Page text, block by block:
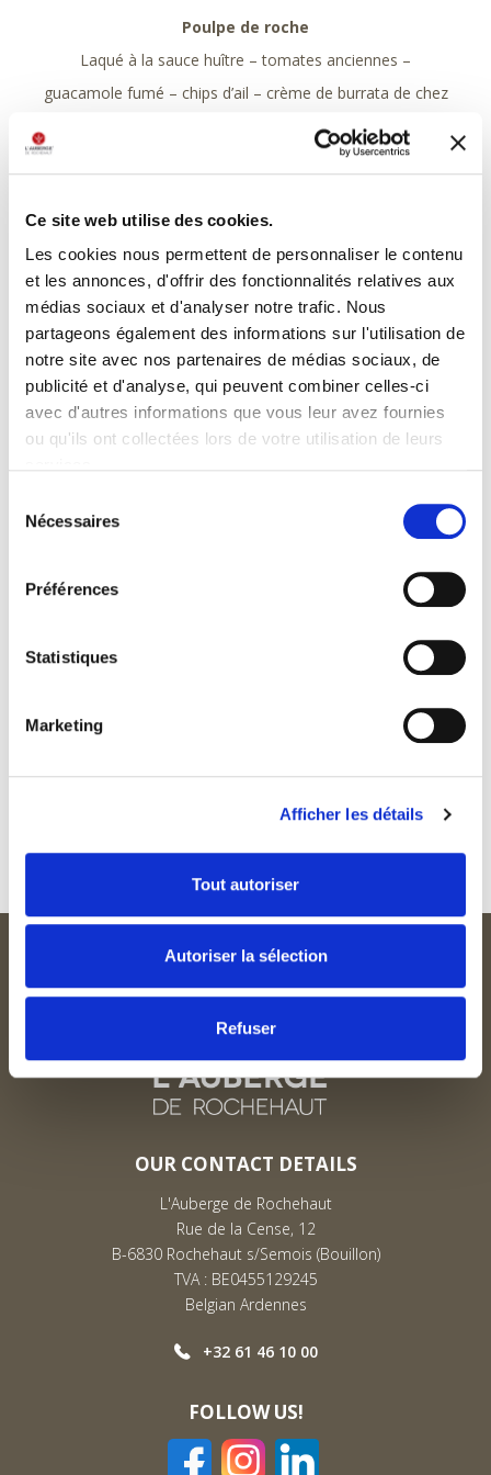
Ce site web utilise des cookies.
Les cookies nous permettent de personnaliser le contenu
et les annonces, d'offrir des fonctionnalités relatives aux
médias sociaux et d'analyser notre trafic. Nous
partageons également des informations sur l'utilisation de
notre site avec nos partenaires de médias sociaux, de
publicité et d'analyse, qui peuvent combiner celles-ci
avec d'autres informations que vous leur avez fournies
ou qu'ils ont collectées lors de votre utilisation de leurs
Nécessaires
Préférences
Statistiques
Marketing
Afficher les détails
Tout autoriser
Autoriser la sélection
Refuser
Poulpe de roche
Laqué à la sauce huître – tomates anciennes –
guacamole fumé – chips d’ail – crème de burrata de chez
Cuit au sel – radis pickles –
gelée dashi au sobacha – œufs de saumon – petits pois
***
Rouget barbet
Filet brulé à la flamme – jus d’arêtes au vin rouge –
tagliatelles de seiches – fèves – condiment d’olives
Caviar en supplément : 25€ les 10g ou 65€ / 30g
***
Servi rosé – caviar d’aubergines à l’ail noir –
Emulsion à la vanille – crème glacée amarena –
Pavlova aux fraises de Nalinnes – Diplomate aux fleurs de
OUR CONTACT DETAILS
L'Auberge de Rochehaut
Rue de la Cense, 12
B-6830 Rochehaut s/Semois (Bouillon)
TVA : BE0455129245
Belgian Ardennes
+32 61 46 10 00
FOLLOW US!